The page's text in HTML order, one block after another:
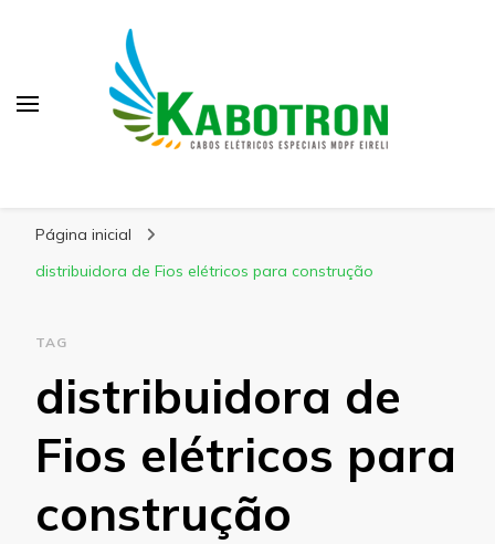
Página inicial
distribuidora de Fios elétricos para construção
TAG
distribuidora de
Fios elétricos para
construção